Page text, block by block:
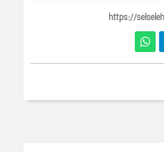
https://